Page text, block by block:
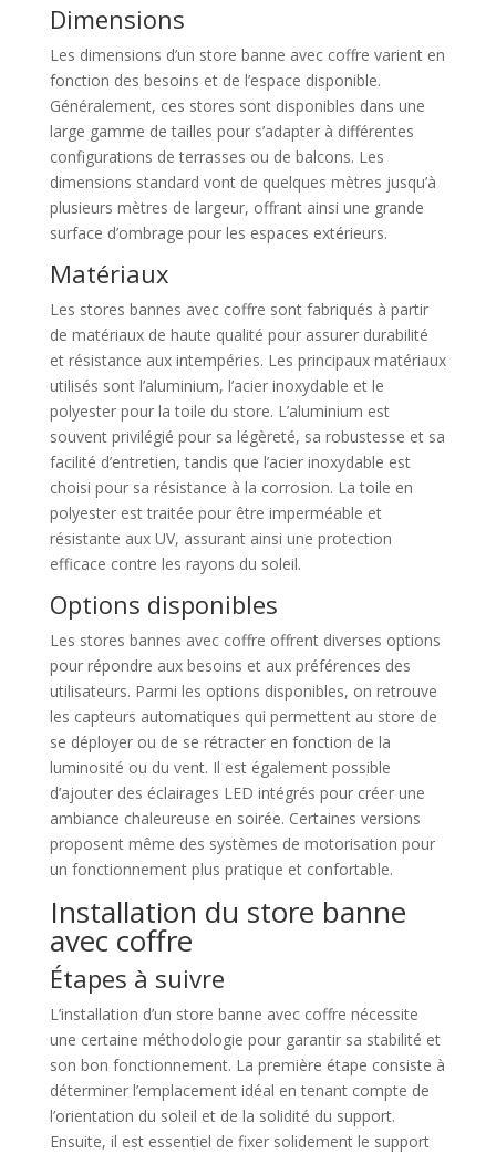
Dimensions
Les dimensions d’un store banne avec coffre varient en
fonction des besoins et de l’espace disponible.
Généralement, ces stores sont disponibles dans une
large gamme de tailles pour s’adapter à différentes
configurations de terrasses ou de balcons. Les
dimensions standard vont de quelques mètres jusqu’à
plusieurs mètres de largeur, offrant ainsi une grande
surface d’ombrage pour les espaces extérieurs.
Matériaux
Les stores bannes avec coffre sont fabriqués à partir
de matériaux de haute qualité pour assurer durabilité
et résistance aux intempéries. Les principaux matériaux
utilisés sont l’aluminium, l’acier inoxydable et le
polyester pour la toile du store. L’aluminium est
souvent privilégié pour sa légèreté, sa robustesse et sa
facilité d’entretien, tandis que l’acier inoxydable est
choisi pour sa résistance à la corrosion. La toile en
polyester est traitée pour être imperméable et
résistante aux UV, assurant ainsi une protection
efficace contre les rayons du soleil.
Options disponibles
Les stores bannes avec coffre offrent diverses options
pour répondre aux besoins et aux préférences des
utilisateurs. Parmi les options disponibles, on retrouve
les capteurs automatiques qui permettent au store de
se déployer ou de se rétracter en fonction de la
luminosité ou du vent. Il est également possible
d’ajouter des éclairages LED intégrés pour créer une
ambiance chaleureuse en soirée. Certaines versions
proposent même des systèmes de motorisation pour
un fonctionnement plus pratique et confortable.
Installation du store banne
avec coffre
Étapes à suivre
L’installation d’un store banne avec coffre nécessite
une certaine méthodologie pour garantir sa stabilité et
son bon fonctionnement. La première étape consiste à
déterminer l’emplacement idéal en tenant compte de
l’orientation du soleil et de la solidité du support.
Ensuite, il est essentiel de fixer solidement le support